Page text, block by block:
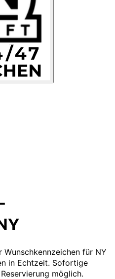
Wunschkennzeichen für NY
in Echtzeit. Sofortige
möglich.